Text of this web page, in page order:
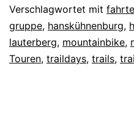
Verschlagwortet mit
gruppe, hanskühnenburg,
lauterberg, mountainbike,
Touren, traildays, trails,